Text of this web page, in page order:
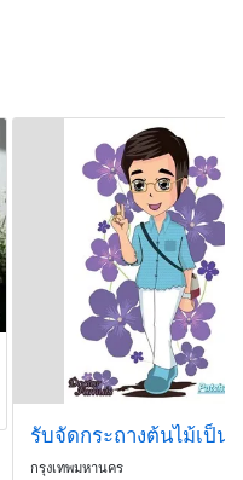
กรุงเทพมหานคร